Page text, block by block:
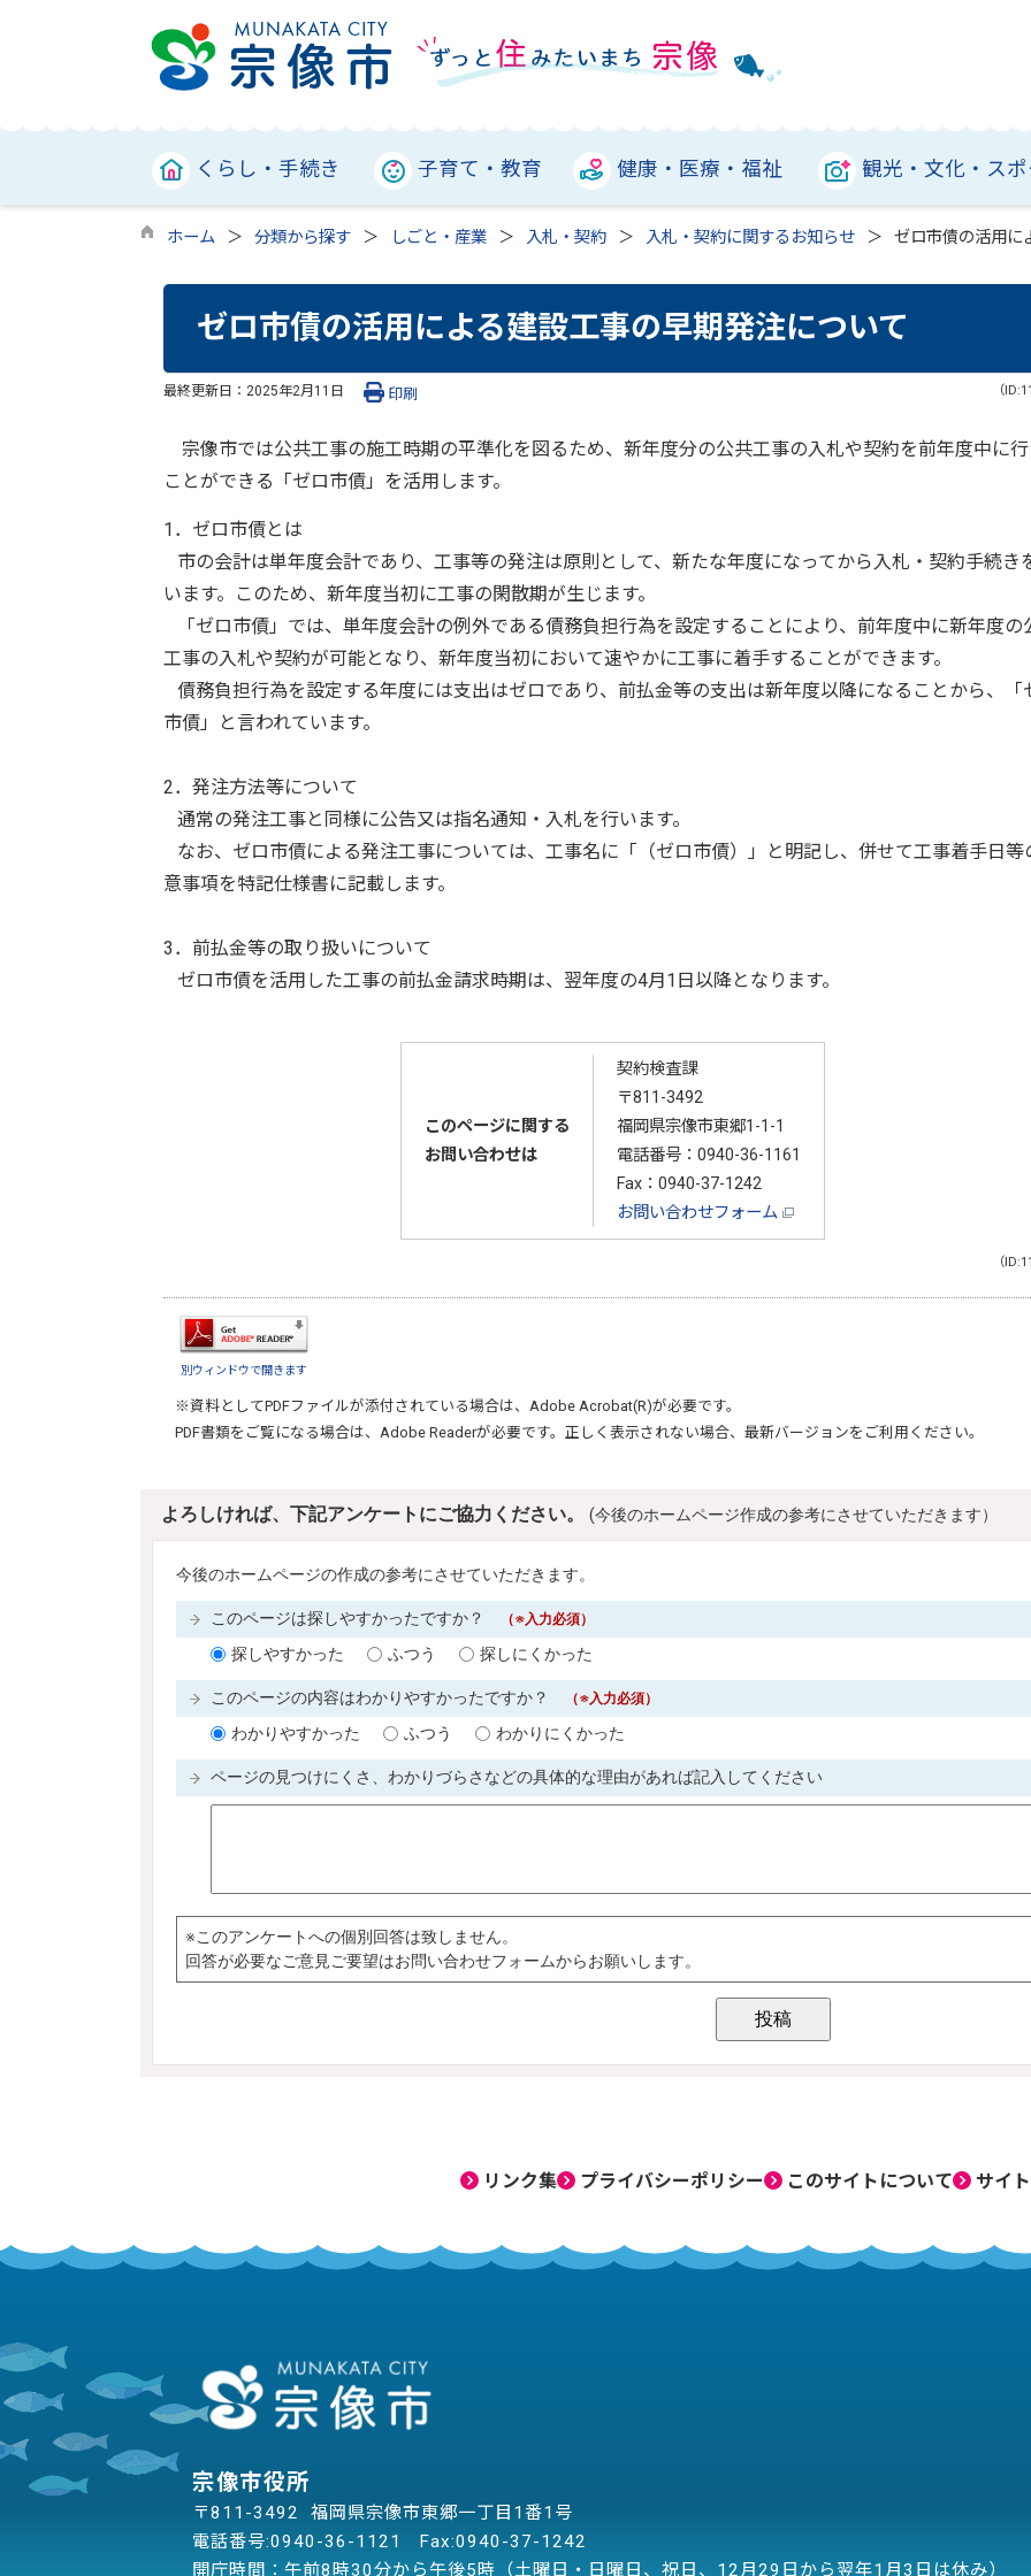
くらし・手続き 子育て・教育 健康・医療・福祉 観光・文化・ス
ホーム 分類から探す しごと・産業 入札・契約 入札・契約に関するお知らせ ゼロ市債の活用に
ゼロ市債の活用による建設工事の早期発注について
最終更新日： 2025年2月11日 （
印刷
宗像市では公共工事の施工時期の平準化を図るため、新年度分の公共工事の入札や契約を前年度中に
ことができる「ゼロ市債」を活用します。
1．ゼロ市債とは
市の会計は単年度会計であり、工事等の発注は原則として、新たな年度になってから入札・契約手続き
います。このため、新年度当初に工事の閑散期が生じます。
「ゼロ市債」では、単年度会計の例外である債務負担行為を設定することにより、前年度中に新年度の
工事の入札や契約が可能となり、新年度当初において速やかに工事に着手することができます。
債務負担行為を設定する年度には支出はゼロであり、前払金等の支出は新年度以降になることから、「
市債」と言われています。
2．発注方法等について
通常の発注工事と同様に公告又は指名通知・入札を行います。
なお、ゼロ市債による発注工事については、工事名に「（ゼロ市債）」と明記し、併せて工事着手日等
意事項を特記仕様書に記載します。
3．前払金等の取り扱いについて
ゼロ市債を活用した工事の前払金請求時期は、翌年度の4月1日以降となります。
このページに関する
お問い合わせは
契約検査課
〒811-3492
福岡県宗像市東郷1-1-1
電話番号： 0940-36-1161
Fax：0940-37-1242
お問い合わせフォーム
（
別ウィンドウで開きます
※資料としてPDFファイルが添付されている場合は、 Adobe Acrobat(R)が必要です。
PDF書類をご覧になる場合は、 Adobe Readerが必要です。正しく表示されない場合、最新バージョンをご利用ください。
リンク集 プライバシーポリシー このサイトについて サイ
宗像市役所
〒811-3492 福岡県宗像市東郷一丁目1番1号
電話番号:0940-36-1121
Fax:0940-37-1242
開庁時間：午前8時30分から午後5時（土曜日・日曜日、祝日、12月29日から翌年1月3日は休み）